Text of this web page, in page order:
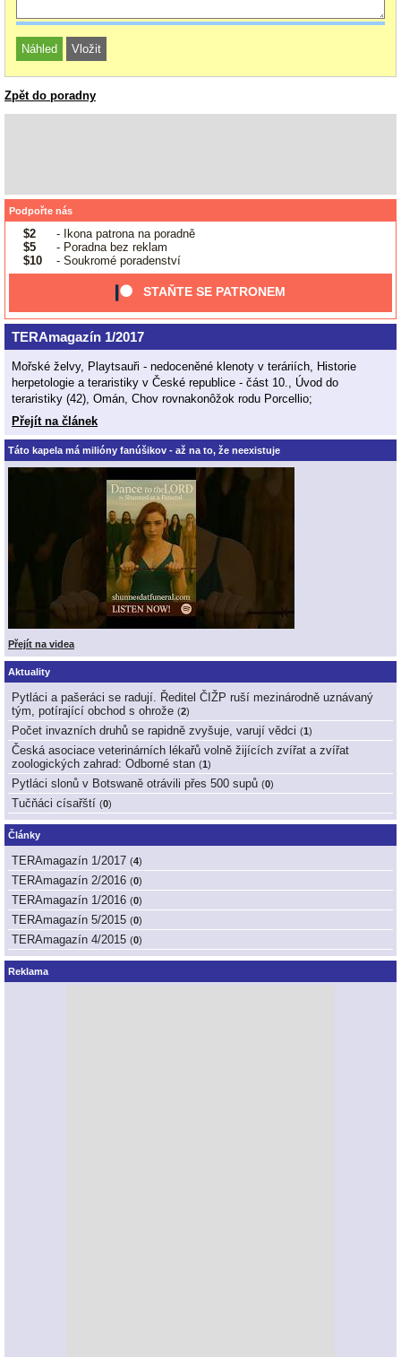
Zpět do poradny
Podpořte nás
$2
- Ikona patrona na poradně
$5
- Poradna bez reklam
$10
- Soukromé poradenství
STAŇTE SE PATRONEM
TERAmagazín 1/2017
Mořské želvy, Playtsauři - nedoceněné klenoty v teráriích, Historie
herpetologie a teraristiky v České republice - část 10., Úvod do
teraristiky (42), Omán, Chov rovnakonôžok rodu Porcellio;
Přejít na článek
Táto kapela má milióny fanúšikov - až na to, že neexistuje
Přejít na videa
Aktuality
Pytláci a pašeráci se radují. Ředitel ČIŽP ruší mezinárodně uznávaný
tým, potírající obchod s ohrože (2)
Počet invazních druhů se rapidně zvyšuje, varují vědci (1 )
Česká asociace veterinárních lékařů volně žijících zvířat a zvířat
zoologických zahrad: Odborné stan (1 )
Pytláci slonů v Botswaně otrávili přes 500 supů (0)
Tučňáci císařští (0)
Články
TERAmagazín 1/2017 (4)
TERAmagazín 2/2016 (0)
TERAmagazín 1/2016 (0)
TERAmagazín 5/2015 (0)
TERAmagazín 4/2015 (0)
Reklama